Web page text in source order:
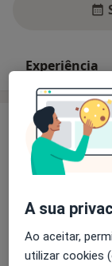
Experiência
Experiência
Sou
pelo Instituto
Faculdade de
membro da
Principais
A sua
Ao aceitar,
utilizar cookies